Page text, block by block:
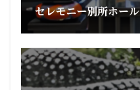
セレモニー別所ホール